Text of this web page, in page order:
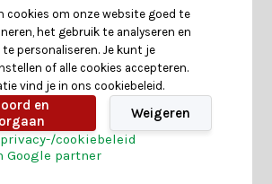
in deze recent bekeken
cookies om onze website goed te
het gebruik te analyseren en
personaliseren. Je kunt je
of alle cookies accepteren.
vind je in ons cookiebeleid.
en
Weigeren
cookiebeleid
Google partner